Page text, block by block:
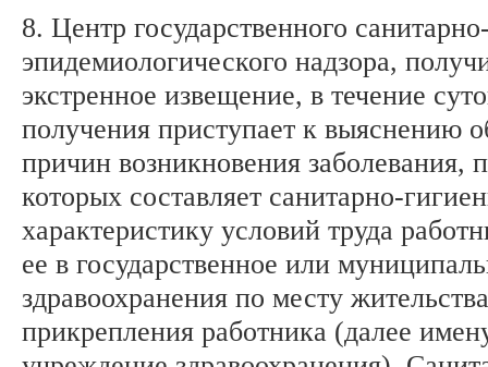
8. Центр государственного
эпидемиологического надзора,
экстренное извещение, в течение
получения приступает к выяснению
причин возникновения заболевания,
которых составляет санитарно-
характеристику условий труда
ее в государственное или
здравоохранения по месту
прикрепления работника (далее